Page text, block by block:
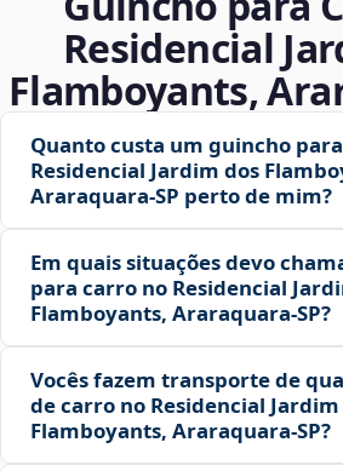
Residencial
Flamboyants,
Quanto custa um guincho
Residencial Jardim dos
Araraquara‑SP perto de mim?
Em quais situações devo
para carro no Residencial
Flamboyants, Araraquara‑SP?
Vocês fazem transporte de
de carro no Residencial Jardim
Flamboyants, Araraquara‑SP?